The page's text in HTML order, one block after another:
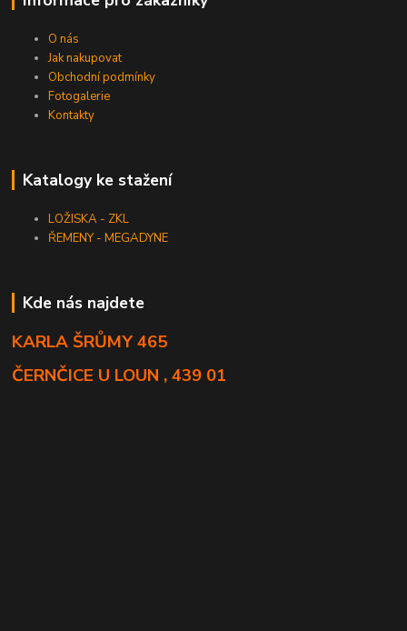
O nás
Jak nakupovat
Obchodní podmínky
Fotogalerie
Kontakty
Katalogy ke stažení
LOŽISKA - ZKL
ŘEMENY - MEGADYNE
Kde nás najdete
KARLA ŠRŮMY 465
ČERNČICE U LOUN , 439 01